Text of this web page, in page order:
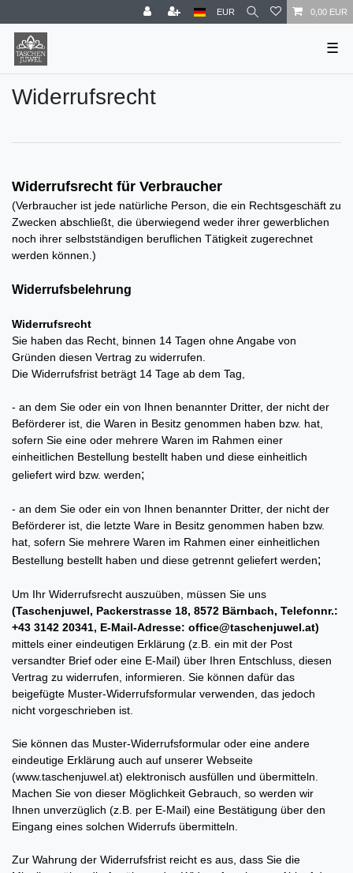
EUR 0,00 EUR
☰
Widerrufs­recht
Widerrufsrecht für Verbraucher
(Verbraucher ist jede natürliche Person, die ein Rechtsgeschäft zu
Zwecken abschließt, die überwiegend weder ihrer gewerblichen
noch ihrer selbstständigen beruflichen Tätigkeit zugerechnet
werden können.)
Widerrufsbelehrung
Widerrufsrecht
Sie haben das Recht, binnen 14 Tagen ohne Angabe von
Gründen diesen Vertrag zu widerrufen.
Die Widerrufsfrist beträgt 14 Tage ab dem Tag,
- an dem Sie oder ein von Ihnen benannter Dritter, der nicht der
Beförderer ist, die Waren in Besitz genommen haben bzw. hat,
sofern Sie eine oder mehrere Waren im Rahmen einer
einheitlichen Bestellung bestellt haben und diese einheitlich
geliefert wird bzw. werden;
- an dem Sie oder ein von Ihnen benannter Dritter, der nicht der
Beförderer ist, die letzte Ware in Besitz genommen haben bzw.
hat, sofern Sie mehrere Waren im Rahmen einer einheitlichen
Bestellung bestellt haben und diese getrennt geliefert werden;
Um Ihr Widerrufsrecht auszuüben, müssen Sie uns
(Taschenjuwel, Packerstrasse 18, 8572 Bärnbach, Telefonnr.:
+43 3142 20341, E-Mail-Adresse: office@taschenjuwel.at)
mittels einer eindeutigen Erklärung (z.B. ein mit der Post
versandter Brief oder eine E-Mail) über Ihren Entschluss, diesen
Vertrag zu widerrufen, informieren. Sie können dafür das
beigefügte Muster-Widerrufsformular verwenden, das jedoch
nicht vorgeschrieben ist.
Sie können das Muster-Widerrufsformular oder eine andere
eindeutige Erklärung auch auf unserer Webseite
(www.taschenjuwel.at) elektronisch ausfüllen und übermitteln.
Machen Sie von dieser Möglichkeit Gebrauch, so werden wir
Ihnen unverzüglich (z.B. per E-Mail) eine Bestätigung über den
Eingang eines solchen Widerrufs übermitteln.
Zur Wahrung der Widerrufsfrist reicht es aus, dass Sie die